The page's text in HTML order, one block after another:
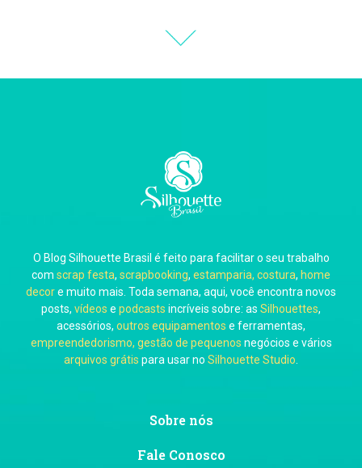
Carla Eschberger
Carol Pessoa
Ju Mirthes
O Blog Silhouette Brasil é feito para facilitar o seu trabalho
com scrap festa, scrapbooking, estamparia, costura, home
decore muito mais. Toda semana, aqui, você encontra novos
posts, vídeos e podcasts incríveis sobre: as Silhouettes,
acessórios, outros equipamentos e ferramentas,
empreendedorismo, gestão de pequenos negócios e vários
arquivos grátis para usar no Silhouette Studio
Sobre nós
Fale Conosco